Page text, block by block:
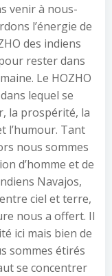
venir à nous-
l’énergie de
des indiens
rester dans
Le HOZHO
lequel se
la prospérité, la
l’humour. Tant
nous sommes
d’homme et de
Navajos,
ciel et terre,
nous a offert. Il
ici mais bien de
sommes étirés
se concentrer